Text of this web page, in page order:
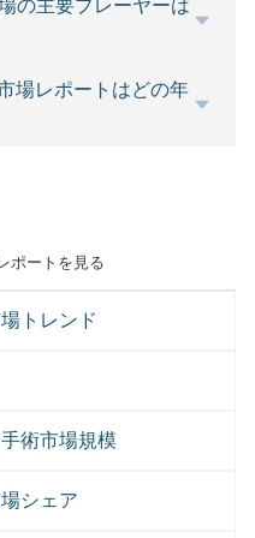
の主要プレーヤーは
場レポートはどの年
ポートを見る
トレンド
術市場規模
シェア